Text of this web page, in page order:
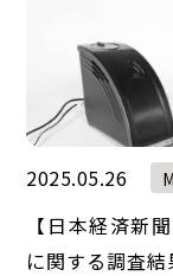
2025.05.26
【日本経済新
に関する調査